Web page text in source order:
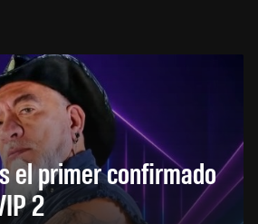
el primer confirmado
2